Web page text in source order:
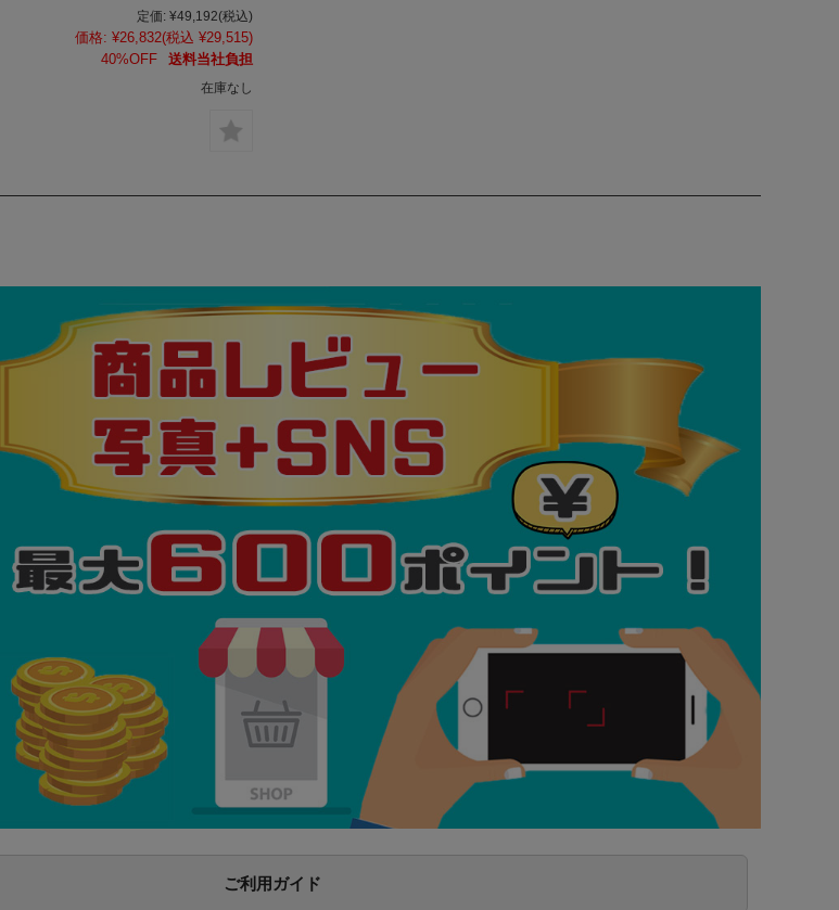
定価: ¥49,192(税込)
価格: ¥26,832(税込 ¥29,515)
40%OFF
送料当社負担
在庫なし
ご利用ガイド